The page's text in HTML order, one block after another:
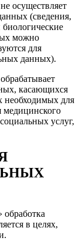
осуществляет
(сведения,
можно
для
данных).
касающихся
необходимых для
медицинского
услуг,
в целях,